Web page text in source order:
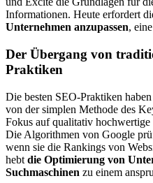
Informationen. Heute erfordert
Unternehmen anzupassen,
Der Übergang von
Praktiken
Die besten SEO-Praktiken
von der simplen Methode des
Fokus auf qualitativ
Die Algorithmen von Google
wenn sie die Rankings von
hebt die Optimierung von
Suchmaschinen zu einem